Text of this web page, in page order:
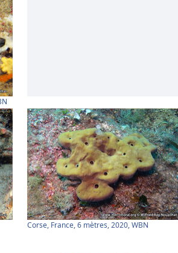
Corse, France, 6 mètres, 2020, WBN